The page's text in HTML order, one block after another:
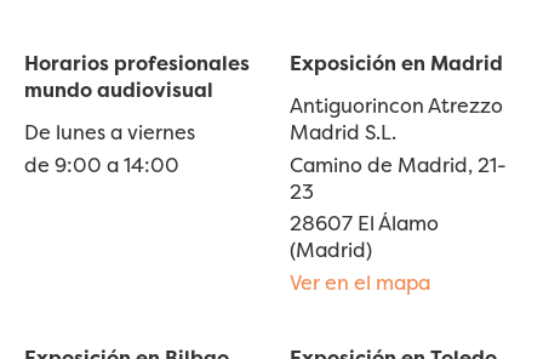
Horarios profesionales
mundo audiovisual
De lunes a viernes
de 9:00 a 14:00
Exposición en Madrid
Antiguorincon Atrezzo
Madrid S.L.
Camino de Madrid, 21-
23
28607 El Álamo
(Madrid)
Ver en el mapa